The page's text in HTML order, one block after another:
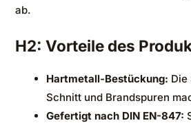
ab.
H2: Vorteile des
Hartmetall-Bestückung: Die
Schnitt und Brandspuren
Gefertigt nach DIN EN-847: